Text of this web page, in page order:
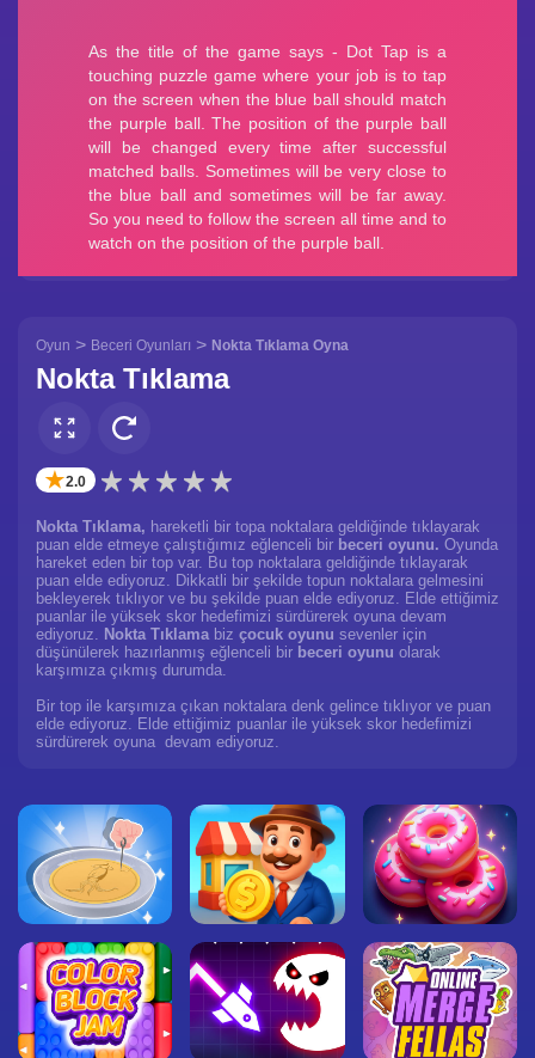
Oyun > Beceri Oyunları > Nokta Tıklama Oyna
Nokta Tıklama
✭2.0
Nokta Tıklama, hareketli bir topa noktalara geldiğinde tıklayarak
puan elde etmeye çalıştığımız eğlenceli bir beceri oyunu. Oyunda
hareket eden bir top var. Bu top noktalara geldiğinde tıklayarak
puan elde ediyoruz. Dikkatli bir şekilde topun noktalara gelmesini
bekleyerek tıklıyor ve bu şekilde puan elde ediyoruz. Elde ettiğimiz
puanlar ile yüksek skor hedefimizi sürdürerek oyuna devam
ediyoruz. Nokta Tıklamabiz çocuk oyunu sevenler için
düşünülerek hazırlanmış eğlenceli bir beceri oyunu olarak
karşımıza çıkmış durumda.
Bir top ile karşımıza çıkan noktalara denk gelince tıklıyor ve puan
elde ediyoruz. Elde ettiğimiz puanlar ile yüksek skor hedefimizi
sürdürerek oyuna devam ediyoruz.